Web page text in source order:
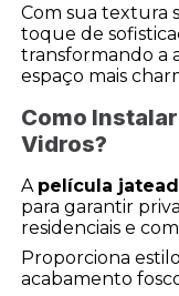
Com sua textura
toque de
transformando a
espaço mais
Como
Vidros?
A película
para garantir
residenciais e
Proporciona
acabamento